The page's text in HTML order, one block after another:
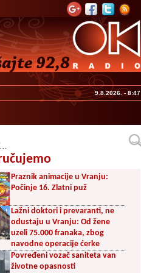
9.8.2026. - 8:47
Praznik animacije u Vranju:
Počinje 16. Zlatni puž
Lažni doktori i prevaranti, ne
odustaju u Vranju: Od žene
uzeli 75.000 franaka, zbog
navodne operacije ćerke
Povređeni vozač saniteta van
životne opasnosti